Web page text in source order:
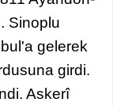
Sinoplu
gelerek
girdi.
Askerî